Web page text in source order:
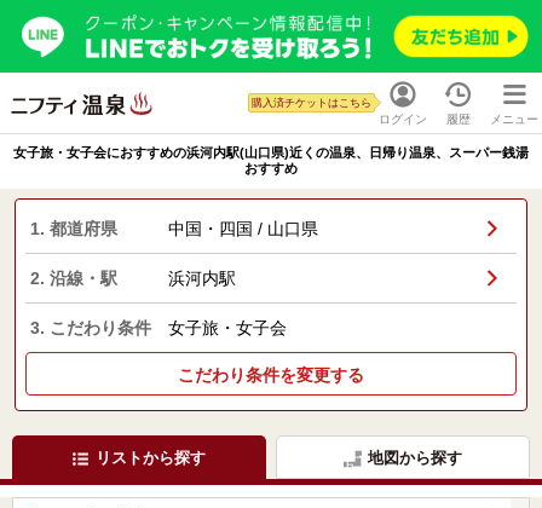
ログイン
購入済チケットはこちら
履歴 メニュー
女子旅・女子会におすすめの浜河内駅(山口県)近くの温泉、日帰り温泉、スーパー銭湯
おすすめ
1. 都道府県 中国・四国 / 山口県
2. 沿線・駅 浜河内駅
3. こだわり条件 女子旅・女子会
こだわり条件を変更する
リストから探す 地図から探す